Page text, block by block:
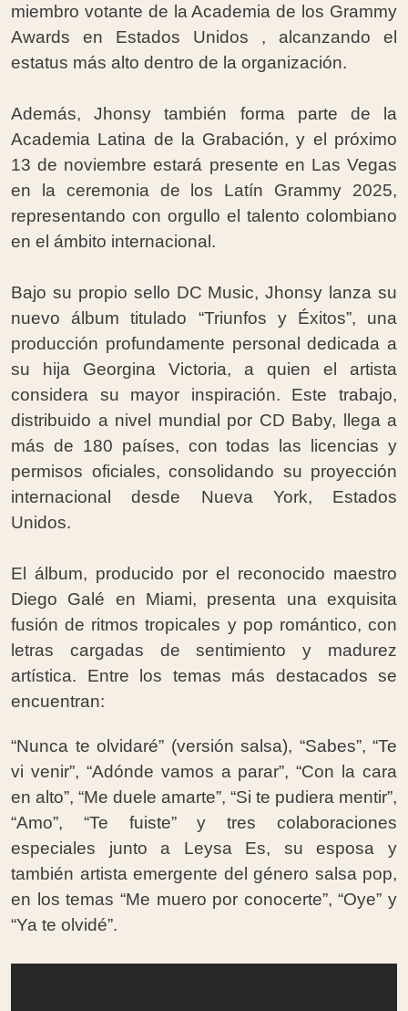
miembro votante de la Academia de los Grammy
Awards en Estados Unidos , alcanzando el
estatus más alto dentro de la organización.
Además, Jhonsy también forma parte de la
Academia Latina de la Grabación, y el próximo
13 de noviembre estará presente en Las Vegas
en la ceremonia de los Latín Grammy 2025,
representando con orgullo el talento colombiano
en el ámbito internacional.
Bajo su propio sello DC Music, Jhonsy lanza su
nuevo álbum titulado “Triunfos y Éxitos”, una
producción profundamente personal dedicada a
su hija Georgina Victoria, a quien el artista
considera su mayor inspiración. Este trabajo,
distribuido a nivel mundial por CD Baby, llega a
más de 180 países, con todas las licencias y
permisos oficiales, consolidando su proyección
internacional desde Nueva York, Estados
Unidos.
El álbum, producido por el reconocido maestro
Diego Galé en Miami, presenta una exquisita
fusión de ritmos tropicales y pop romántico, con
letras cargadas de sentimiento y madurez
artística. Entre los temas más destacados se
encuentran:
“Nunca te olvidaré” (versión salsa), “Sabes”, “Te
vi venir”, “Adónde vamos a parar”, “Con la cara
en alto”, “Me duele amarte”, “Si te pudiera mentir”,
“Amo”, “Te fuiste” y tres colaboraciones
especiales junto a Leysa Es, su esposa y
también artista emergente del género salsa pop,
en los temas “Me muero por conocerte”, “Oye” y
“Ya te olvidé”.